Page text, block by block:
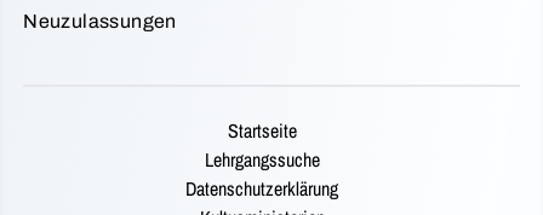
Neuzulassungen
Startseite
Lehrgangssuche
Datenschutzerklärung